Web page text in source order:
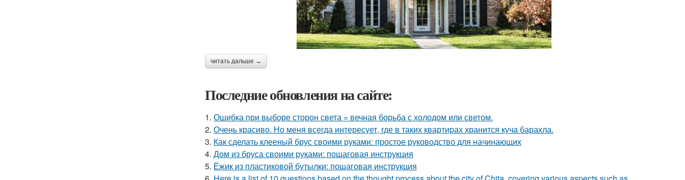
читать дальше →
Последние обновления на сайте:
1. Ошибка при выборе сторон света = вечная борьба с холодом или светом.
2. Очень красиво. Но меня всегда интересует, где в таких квартирах хранится куча барахла.
3. Как сделать клееный брус своими руками: простое руководство для начинающих
4. Дом из бруса своими руками: пошаговая инструкция
5. Ёжик из пластиковой бутылки: пошаговая инструкция